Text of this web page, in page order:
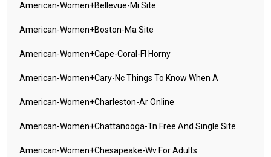
American-Women+bellevue-Mi Site
American-Women+boston-Ma Site
American-Women+cape-Coral-Fl Horny
American-Women+cary-Nc Things To Know When A
American-Women+charleston-Ar Online
American-Women+chattanooga-Tn Free And Single Site
American-Women+chesapeake-Wv For Adults